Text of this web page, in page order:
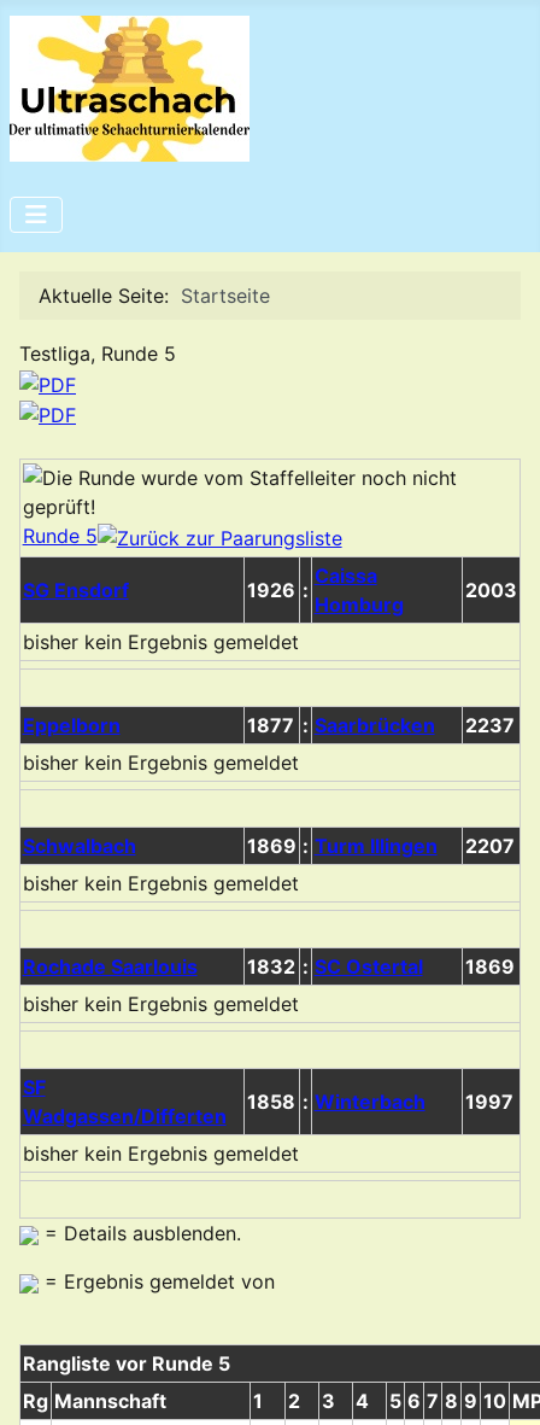
Aktuelle Seite: Startseite
Testliga, Runde 5
Runde 5
SG Ensdorf 1926 :
Caissa
Homburg
2003
bisher kein Ergebnis gemeldet
Eppelborn 1877 : Saarbrücken
2237
bisher kein Ergebnis gemeldet
Schwalbach 1869 : Turm Illingen
2207
bisher kein Ergebnis gemeldet
Rochade Saarlouis 1832 : SC Ostertal
1869
bisher kein Ergebnis gemeldet
SF
Wadgassen/Differten
1858 : Winterbach 1997
bisher kein Ergebnis gemeldet
= Details ausblenden.
= Ergebnis gemeldet von
Rangliste vor Runde 5
Rg Mannschaft 1 2 3 4 5 6 7 8 9 10